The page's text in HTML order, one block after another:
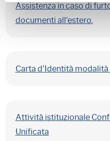
Assistenza in caso di
documenti all'estero.
Carta d'Identità modalità
Attività istituzionale
Unificata